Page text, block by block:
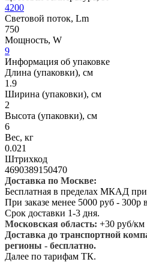
4200
Световой поток, Lm
750
Мощность, W
9
Информация об упаковке
Длина (упаковки), см
1.9
Ширина (упаковки), см
2
Высота (упаковки), см
6
Вес, кг
0.021
Штрихкод
4690389150470
Доставка по Москве:
Бесплатная в пределах МКАД при
При заказе менее 5000 руб -
Срок доставки 1-3 дня.
Московская область: +30 руб/
Доставка до транспортной
регионы - бесплатно.
Далее по тарифам ТК.